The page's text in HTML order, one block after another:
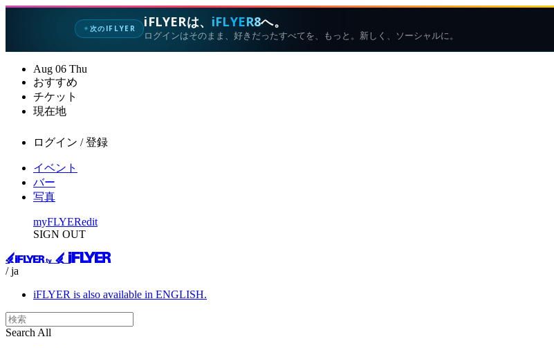
✦次のIFLYER iFLYERは、 iFLYER8へ。
ログインはそのまま、好きだったすべてを、もっと。新しく、ソーシャルに。
Aug 06 Thu
おすすめ
チケット
現在地
ログイン / 登録
イベント
バー
写真
myFLYERedit
SIGN OUT
/ ja
iFLYER is also available in ENGLISH.
Search All